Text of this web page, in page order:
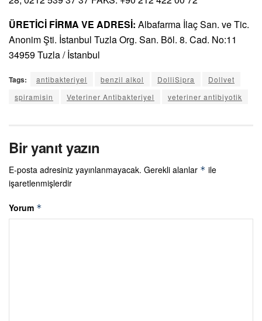
ÜRETİCİ FİRMA VE ADRESİ: Albafarma İlaç San. ve Tic.
Anonim Şti. İstanbul Tuzla Org. San. Böl. 8. Cad. No:11
34959 Tuzla / İstanbul
Tags: antibakteriyel benzil alkol DolliSipra
Dollvet
spiramisin
Veteriner Antibakteriyel veteriner antibiyotik
Bir yanıt yazın
E-posta adresiniz yayınlanmayacak. Gerekli alanlar * ile
işaretlenmişlerdir
Yorum *